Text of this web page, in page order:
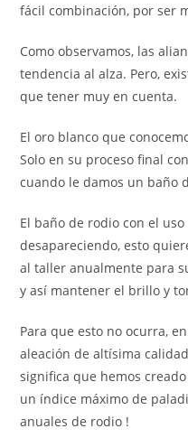
fácil combinación, por ser
Como observamos, las
tendencia al alza. Pero,
que tener muy en cuenta.
El oro blanco que
Solo en su proceso final
cuando le damos un baño
El baño de rodio con el
desapareciendo, esto
al taller anualmente para
y así mantener el brillo y
Para que esto no ocurra,
aleación de altísima
significa que hemos
un índice máximo de
anuales de rodio !